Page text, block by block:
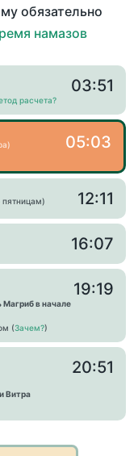
обязательно
намазов
расчета?
03:51
05:03
12:11
16:07
в начале
(Зачем?)
19:19
Витра
20:51